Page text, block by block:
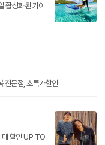
활성화된 카이
전문점, 초특가할인
대 할인 UP TO